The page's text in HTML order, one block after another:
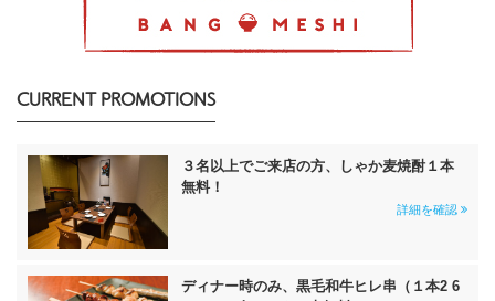
CURRENT PROMOTIONS
３名以上でご来店の方、しゃか麦焼酎１本
無料！
詳細を確認
ディナー時のみ、黒毛和牛ヒレ串（１本2 6